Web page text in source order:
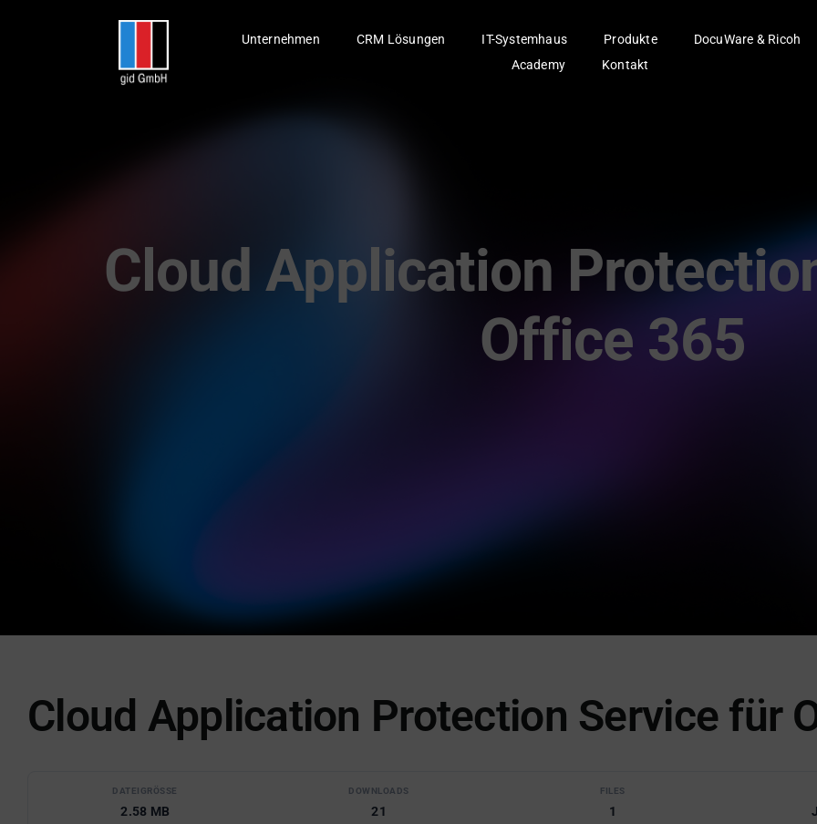
Unternehmen CRM Lösungen IT-Systemhaus Produkte DocuWare & Ricoh
Academy
Kontakt
Cloud Application
Office 365
Cloud Application Protection Service für
DATEIGRÖSSE
2.58 MB
DOWNLOADS
21
FILES
1